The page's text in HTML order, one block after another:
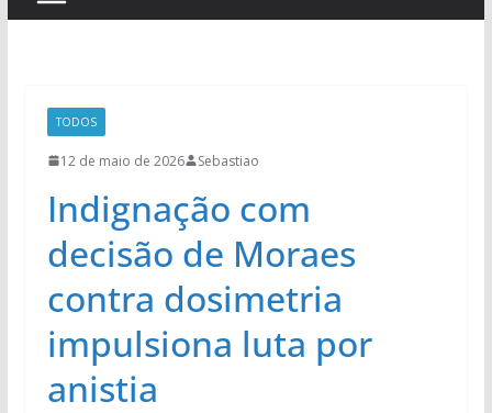
TODOS
12 de maio de 2026 Sebastiao
Indignação com
decisão de Moraes
contra dosimetria
impulsiona luta por
anistia